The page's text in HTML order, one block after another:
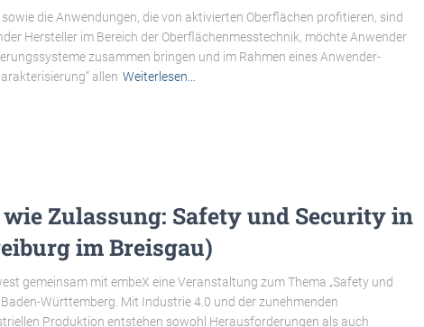
die Anwendungen, die von aktivierten Oberflächen profitieren, sind
Hersteller im Bereich der Oberflächenmesstechnik, möchte Anwender
zusammen bringen und im Rahmen eines Anwender-
allen Weiterlesen…
Zulassung: Safety und Security in
im Breisgau)
gemeinsam mit embeX eine Veranstaltung zum Thema „Safety und
Württemberg. Mit Industrie 4.0 und der zunehmenden
Produktion entstehen sowohl Herausforderungen als auch